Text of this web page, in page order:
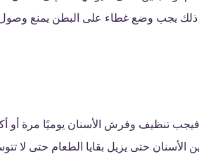
ذلك يجب وضع غطاء على البطن يمنع وصول
فيجب تنظيف وفرش الأسنان يوميًا مرة
حتى يزيل بقايا الطعام حتى لا